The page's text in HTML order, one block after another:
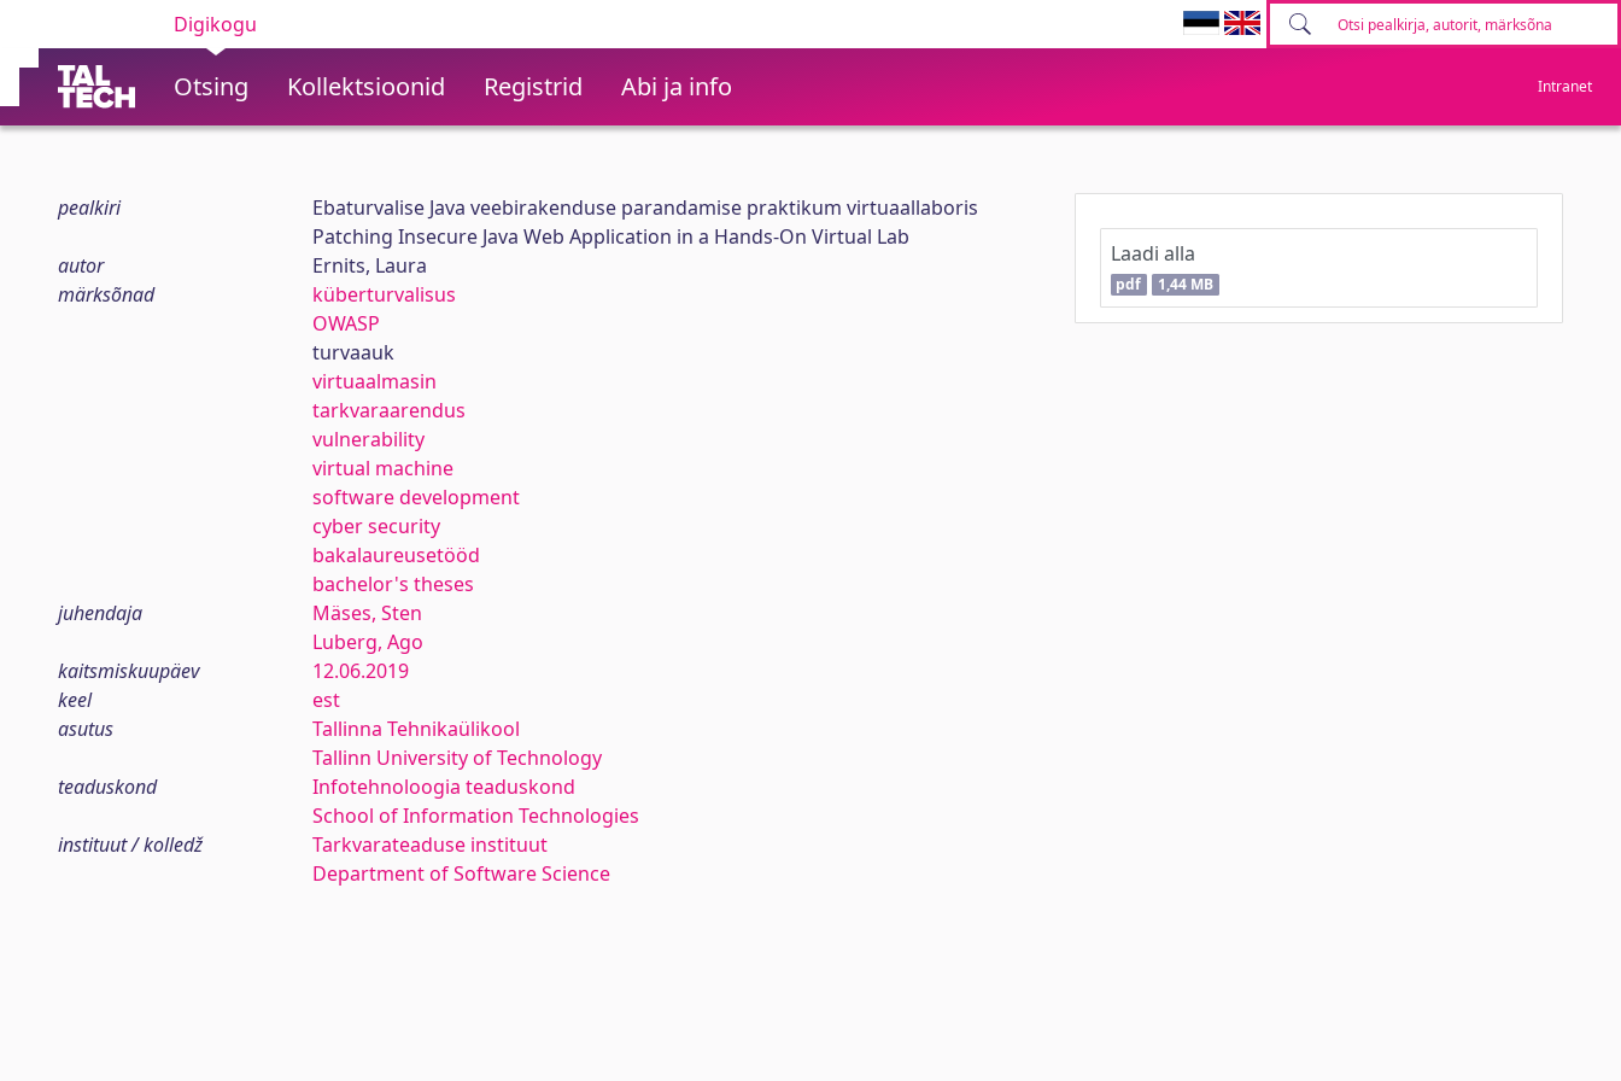
Digikogu
Otsing Kollektsioonid Registrid Abi ja info Intranet
pealkiri
Ebaturvalise Java veebirakenduse parandamise praktikum virtuaallaboris
Patching Insecure Java Web Application in a Hands-On Virtual Lab
autor
Ernits, Laura
märksõnad
küberturvalisus
OWASP
turvaauk
virtuaalmasin
tarkvaraarendus
vulnerability
virtual machine
software development
cyber security
bakalaureusetööd
bachelor's theses
juhendaja
Mäses, Sten
Luberg, Ago
kaitsmiskuupäev
12.06.2019
keel
est
asutus
Tallinna Tehnikaülikool
Tallinn University of Technology
teaduskond
Infotehnoloogia teaduskond
School of Information Technologies
instituut / kolledž
Tarkvarateaduse instituut
Department of Software Science
Laadi alla
pdf 1,44 MB